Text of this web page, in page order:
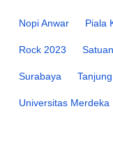
Nopi Anwar Piala
Rock 2023
Surabaya
Universitas Merdeka